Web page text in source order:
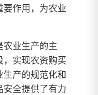
作用，为农业
业生产的主
实现农资购买
产的规范化和
全提供了有力